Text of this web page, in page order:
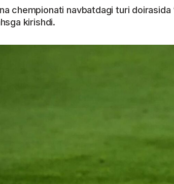
chempionati navbatdagi turi doirasida
kirishdi.